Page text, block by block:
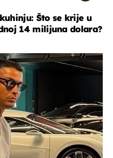
Što se krije u
14 milijuna dolara?